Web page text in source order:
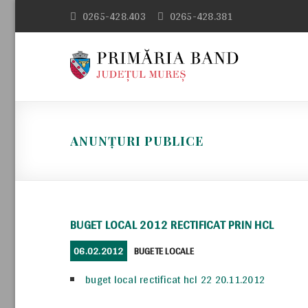
0265-428.403 0265-428.381
ANUNȚURI PUBLICE
BUGET LOCAL 2012 RECTIFICAT PRIN HCL
POSTED
ON
06.02.2012 CATEGORIES
BUGETE LOCALE
buget local rectificat hcl 22 20.11.2012